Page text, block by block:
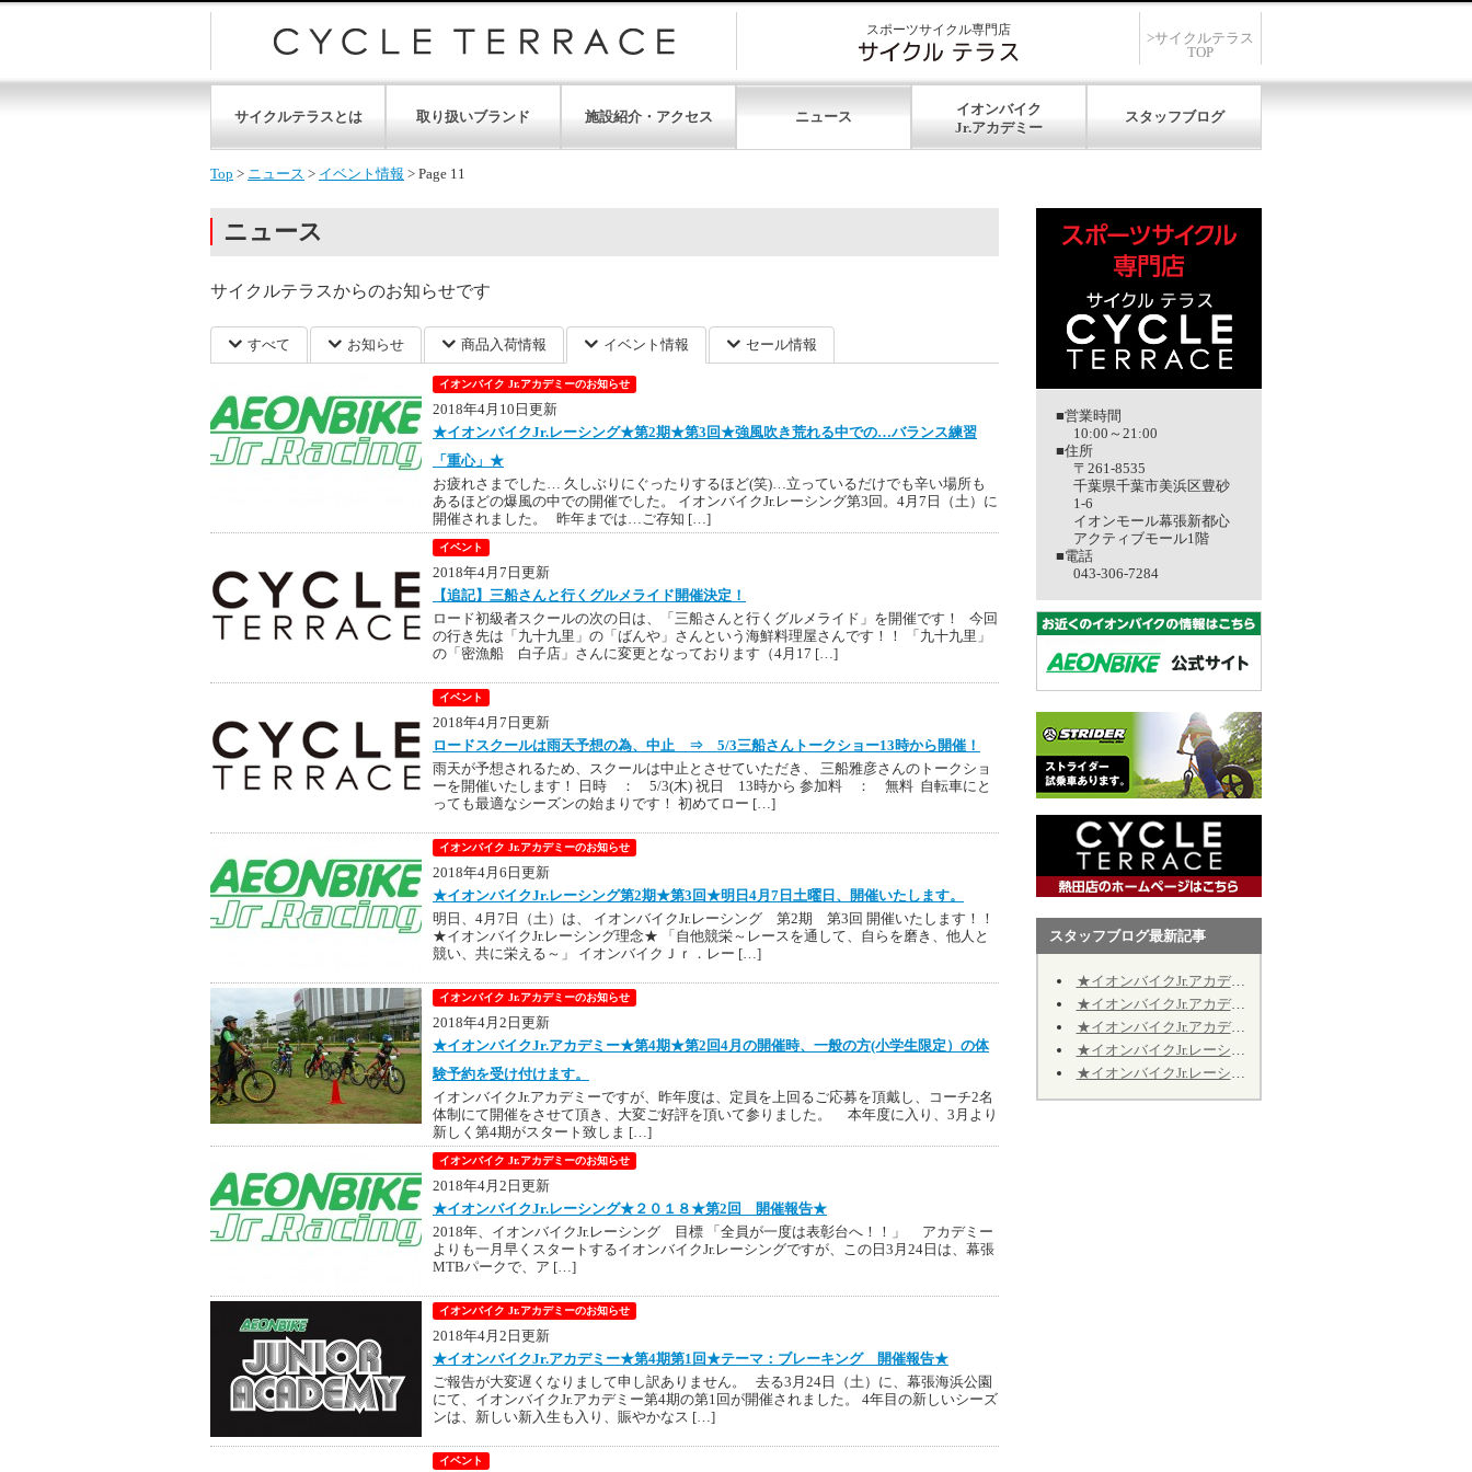
スポーツサイクル専門店
>サイクルテラス
TOP
サイクルテラスとは 取り扱いブランド 施設紹介・アクセス ニュース イオンバイク スタッフブログ
Top > ニュース > イベント情報 > Page 11
ニュース
サイクルテラスからのお知らせです
すべて お知らせ 商品入荷情報 イベント情報 セール情報
イオンバイク Jr.アカデミーのお知らせ
2018年4月10日更新
★イオンバイクJr.レーシング★第2期★第3回★強風吹き荒れる中での…バランス練習
「重心」★
お疲れさまでした… 久しぶりにぐったりするほど(笑)…立っているだけでも辛い場所も
あるほどの爆風の中での開催でした。 イオンバイクJr.レーシング第3回。4月7日（土）に
開催されました。 昨年までは…ご存知 […]
イベント
2018年4月7日更新
【追記】三船さんと行くグルメライド開催決定！
ロード初級者スクールの次の日は、「三船さんと行くグルメライド」を開催です！ 今回
の行き先は「九十九里」の「ばんや」さんという海鮮料理屋さんです！！ 「九十九里」
の「密漁船 白子店」さんに変更となっております（4月17 […]
イベント
2018年4月7日更新
ロードスクールは雨天予想の為、中止 ⇒ 5/3三船さんトークショー13時から開催！
雨天が予想されるため、スクールは中止とさせていただき、 三船雅彦さんのトークショ
ーを開催いたします！ 日時 ： 5/3(木) 祝日 13時から 参加料 ： 無料 自転車にと
っても最適なシーズンの始まりです！ 初めてロー […]
イオンバイク Jr.アカデミーのお知らせ
2018年4月6日更新
★イオンバイクJr.レーシング第2期★第3回★明日4月7日土曜日、開催いたします。
明日、4月7日（土）は、 イオンバイクJr.レーシング 第2期 第3回 開催いたします！！
★イオンバイクJr.レーシング理念★ 「自他競栄～レースを通して、自らを磨き、他人と
競い、共に栄える～」 イオンバイクＪｒ．レー […]
イオンバイク Jr.アカデミーのお知らせ
2018年4月2日更新
★イオンバイクJr.アカデミー★第4期★第2回4月の開催時、一般の方(小学生限定）の体
験予約を受け付けます。
イオンバイクJr.アカデミーですが、昨年度は、定員を上回るご応募を頂戴し、コーチ2名
体制にて開催をさせて頂き、大変ご好評を頂いて参りました。 本年度に入り、3月より
新しく第4期がスタート致しま […]
イオンバイク Jr.アカデミーのお知らせ
2018年4月2日更新
★イオンバイクJr.レーシング★２０１８★第2回 開催報告★
2018年、イオンバイクJr.レーシング 目標 「全員が一度は表彰台へ！！」 アカデミー
よりも一月早くスタートするイオンバイクJr.レーシングですが、この日3月24日は、幕張
MTBパークで、ア […]
イオンバイク Jr.アカデミーのお知らせ
2018年4月2日更新
★イオンバイクJr.アカデミー★第4期第1回★テーマ：ブレーキング 開催報告★
ご報告が大変遅くなりまして申し訳ありません。 去る3月24日（土）に、幕張海浜公園
にて、イオンバイクJr.アカデミー第4期の第1回が開催されました。 4年目の新しいシーズ
ンは、新しい新入生も入り、賑やかなス […]
イベント
■営業時間
10:00～21:00
■住所
〒261-8535
千葉県千葉市美浜区豊砂
1-6
イオンモール幕張新都心
アクティブモール1階
■電話
043-306-7284
スタッフブログ最新記事
★イオンバイクJr.アカデミー★第12期★第５回★明日7/19、開催致します★
★イオンバイクJr.アカデミー★第12期★第４回★明日7/11、振り替え開催致します★
★イオンバイクJr.アカデミー★第12期★2026年9月の開催日程のお知らせ
★イオンバイクJr.レーシング★第10期★2026年9月の予定★～Jr.アカデミーではありません～
★イオンバイクJr.レーシング★第10期★後半期ご継続のお手続きについて★※Jr.アカデミーではありません